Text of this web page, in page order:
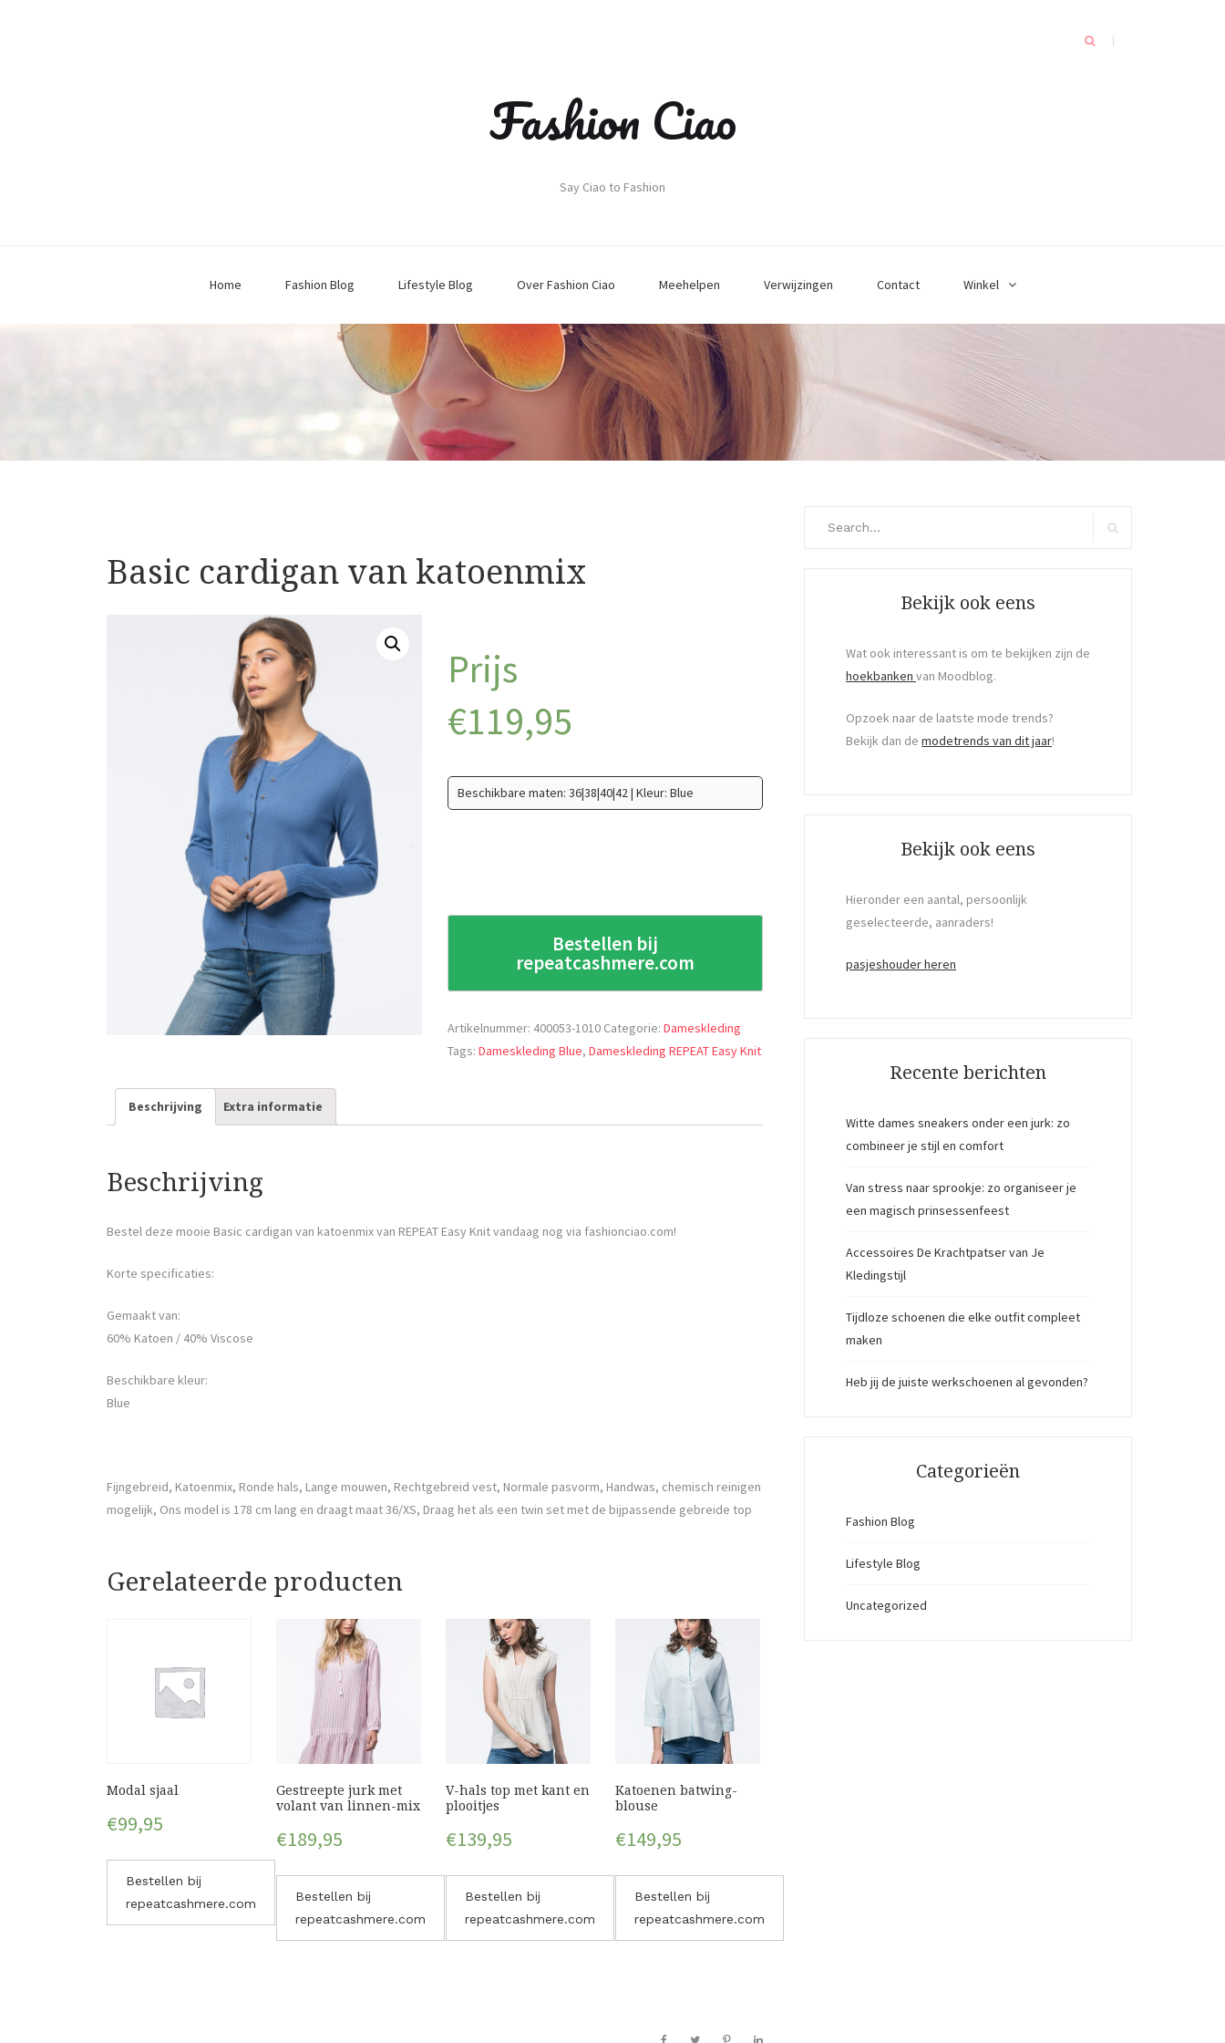
Fashion Ciao
Say Ciao to Fashion
Home Fashion Blog Lifestyle Blog Over Fashion Ciao Meehelpen Verwijzingen Contact Winkel
Basic cardigan van katoenmix
€119,95
Beschikbare maten: 36|38|40|42 | Kleur: Blue
Bestellen bij
repeatcashmere.com
Artikelnummer: 400053-1010 Categorie:Dameskleding
Tags:Dameskleding Blue,Dameskleding REPEAT Easy Knit
Beschrijving Extra informatie
Beschrijving
Bestel deze mooie Basic cardigan van katoenmix van REPEAT Easy Knit vandaag nog via fashionciao.com!
Korte specificaties:
Gemaakt van:
60% Katoen / 40% Viscose
Beschikbare kleur:
Blue
Fijngebreid, Katoenmix, Ronde hals, Lange mouwen, Rechtgebreid vest, Normale pasvorm, Handwas, chemisch reinigen
mogelijk, Ons model is 178 cm lang en draagt maat 36/XS, Draag het als een twin set met de bijpassende gebreide top
Gerelateerde producten
Modal sjaal
€99,95
Bestellen bij
repeatcashmere.com
Gestreepte jurk met
volant van linnen-mix
€189,95
Bestellen bij
repeatcashmere.com
V-hals top met kant en
plooitjes
€139,95
Bestellen bij
repeatcashmere.com
Katoenen batwing-
blouse
€149,95
Bestellen bij
repeatcashmere.com
Bekijk ook eens
Wat ook interessant is om te bekijken zijn de
hoekbanken van Moodblog.
Opzoek naar de laatste mode trends?
Bekijk dan de modetrends van dit jaar!
Bekijk ook eens
Hieronder een aantal, persoonlijk
geselecteerde, aanraders!
pasjeshouder heren
Recente berichten
Witte dames sneakers onder een jurk: zo
combineer je stijl en comfort
Van stress naar sprookje: zo organiseer je
een magisch prinsessenfeest
Accessoires De Krachtpatser van Je
Kledingstijl
Tijdloze schoenen die elke outfit compleet
maken
Heb jij de juiste werkschoenen al gevonden?
Categorieën
Fashion Blog
Lifestyle Blog
Uncategorized